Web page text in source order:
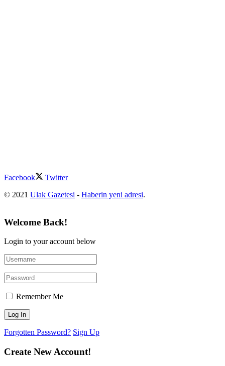
Facebook
Twitter
© 2021 Ulak Gazetesi - Haberin yeni adresi.
Welcome Back!
Login to your account below
Remember Me
Forgotten Password? Sign Up
Create New Account!